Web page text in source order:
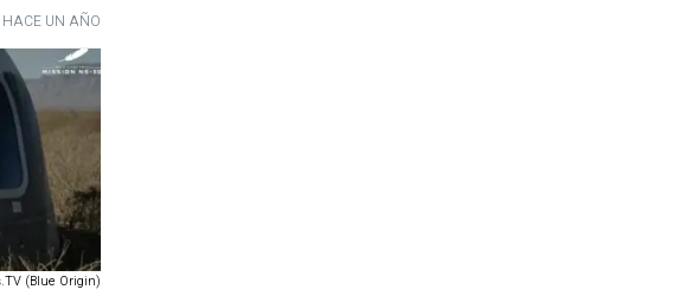
HACE UN AÑO
(Blue Origin)